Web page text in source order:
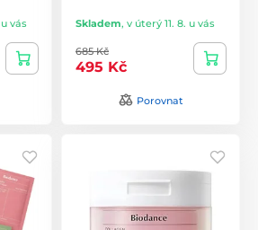
vás Skladem, v úterý 11. 8. u vás
685 Kč
495 Kč
Porovnat